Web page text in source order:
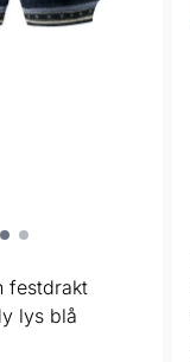
festdrakt
lys blå